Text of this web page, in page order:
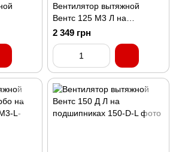
Вентилятор вытяжной
Вентс 125 М3 Л на
подшипниках
2 349 грн